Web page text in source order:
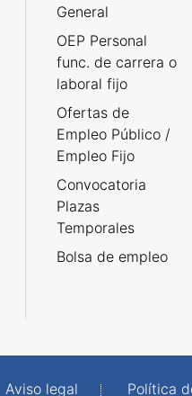
General
OEP Personal
func. de carrera o
laboral fijo
Ofertas de
Empleo Público /
Empleo Fijo
Convocatoria
Plazas
Temporales
Bolsa de empleo
Aviso legal Política